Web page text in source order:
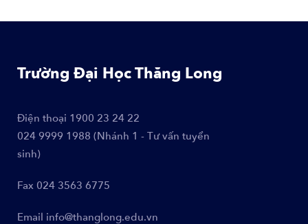
Trường Đại Học Thăng Long
Điện thoại 1900 23 24 22
024 9999 1988 (Nhánh 1 - Tư vấn tuyển
sinh)
Fax 024 3563 6775
Email info@thanglong.edu.vn